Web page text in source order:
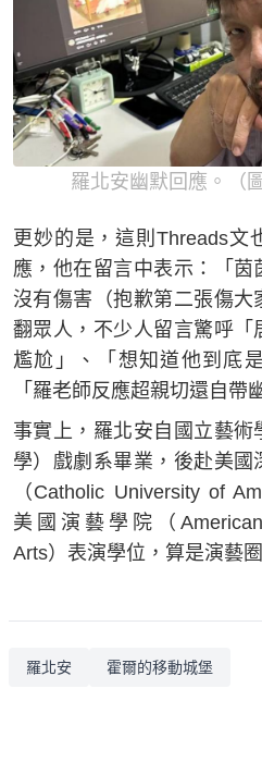
羅北安幽默回應。（
更妙的是，這則Threads文
應，他在留言中表示：「
沒有傷害（抱歉第二張傷
翻眾人，不少人留言驚呼「
尷尬」、「想知道他到底
「羅老師反應超親切還自帶
事實上，羅北安自國立藝術
學）戲劇系畢業，後赴美
（Catholic University of
美國演藝學院（
Arts）表演學位，算是演藝
羅北安 霍爾的移動城堡